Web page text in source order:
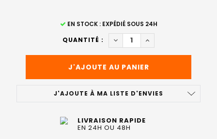
EN STOCK : EXPÉDIÉ SOUS 24H
QUANTITÉ :
DIMINUER LA QUANTITÉ DE
AUGMENTER LA
J'AJOUTE À MA LISTE D'ENVIES
LIVRAISON RAPIDE
EN 24H OU 48H